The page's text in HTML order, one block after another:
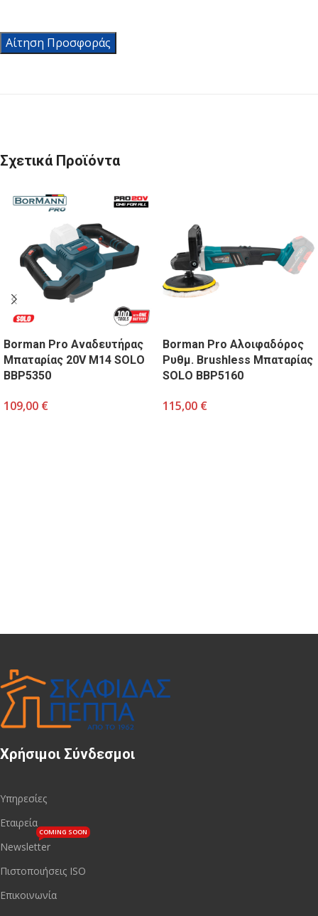
Αίτηση Προσφοράς
Σχετικά Προϊόντα
Borman Pro Aναδευτήρας
Μπαταρίας 20V Μ14 SOLO
BBP5350
109,00 €
Borman Pro Αλοιφαδόρος
Ρυθμ. Brushless Μπαταρίας
SOLO BBP5160
115,00 €
Χρήσιμοι Σύνδεσμοι
Υπηρεσίες
Εταιρεία
Newsletter
COMING SOON
Πιστοποιήσεις ISO
Επικοινωνία